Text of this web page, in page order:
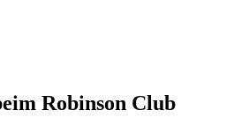
Robinson Club